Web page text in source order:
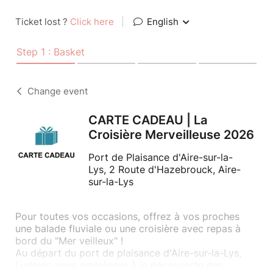
Ticket lost ? Click here English
Step 1 : Basket
Change event
CARTE CADEAU | La
Croisière Merveilleuse 2026
Port de Plaisance d'Aire-sur-la-
Lys, 2 Route d'Hazebrouck, Aire-
sur-la-Lys
Pour toutes vos occasions, offrez à vos proches
une balade fluviale ou une croisière avec repas à
bord du "Mer veilleux" !
Au départ du port de plaisance d'Aire-sur-la-Lys,